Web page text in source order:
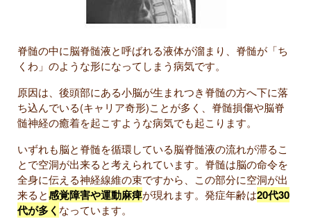
脊髄の中に脳脊髄液と呼ばれる液体が溜まり、脊髄が「ち
くわ」のような形になってしまう病気です。
原因は、後頭部にある小脳が生まれつき脊髄の方へ下に落
ち込んでいる(キャリア奇形)ことが多く、脊髄損傷や脳脊
髄神経の癒着を起こすような病気でも起こります。
いずれも脳と脊髄を循環している脳脊髄液の流れが滞るこ
とで空洞が出来ると考えられています。脊髄は脳の命令を
全身に伝える神経線維の束ですから、この部分に空洞が出
来ると感覚障害や運動麻痺が現れます。発症年齢は20代30
代が多く なっています。